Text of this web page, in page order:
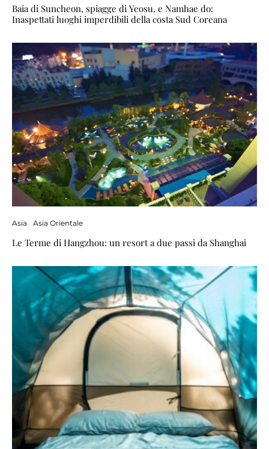
Baia di Suncheon, spiagge di Yeosu, e Namhae do:
Inaspettati luoghi imperdibili della costa Sud Coreana
Asia Asia Orientale
Le Terme di Hangzhou: un resort a due passi da Shanghai